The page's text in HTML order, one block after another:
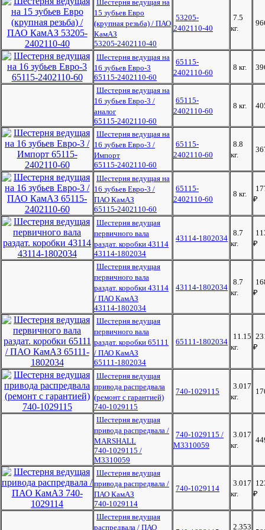
Шестерня ведущая на
15 зубьев Евро
(крупная резьба) / ПАО
КамАЗ
53205-2402110-40
53205-
2402110-40
7.5
кг.
Шестерня ведущая на
16 зубьев Евро-3
65115-2402110-60
65115-
2402110-60
8 кг.
Шестерня ведущая на
16 зубьев Евро-3 /
аналог
65115-2402110-60
65115-
2402110-60
8 кг.
Шестерня ведущая на
16 зубьев Евро-3 /
Импорт
65115-2402110-60
65115-
2402110-60
8.8
кг.
Шестерня ведущая на
16 зубьев Евро-3 /
ПАО КамАЗ
65115-2402110-60
65115-
2402110-60
8 кг.
₽
Шестерня ведущая
первичного вала
раздат. коробки 43114
43114-1802034
43114-1802034
8.7
кг.
₽
Шестерня ведущая
первичного вала
раздат. коробки 43114
/ ПАО КамАЗ
43114-1802034
43114-1802034
8.7
кг.
₽
Шестерня ведущая
первичного вала
раздат. коробки 65111
/ ПАО КамАЗ
65111-1802034
65111-1802034
11.15
кг.
₽
Шестерня ведущая
привода распредвала
(ремонт с гарантией)
740-1029115
740-1029115
3.017
кг.
Шестерня ведущая
привода распредвала /
MARSHALL
740-1029115 /
M3310059
740-1029115 /
M3310059
3.017
кг.
Шестерня ведущая
привода распредвала /
ПАО КамАЗ
740-1029114
740-1029114
3.017
кг.
₽
Шестерня ведущая
распредвала / ПАО
2.353